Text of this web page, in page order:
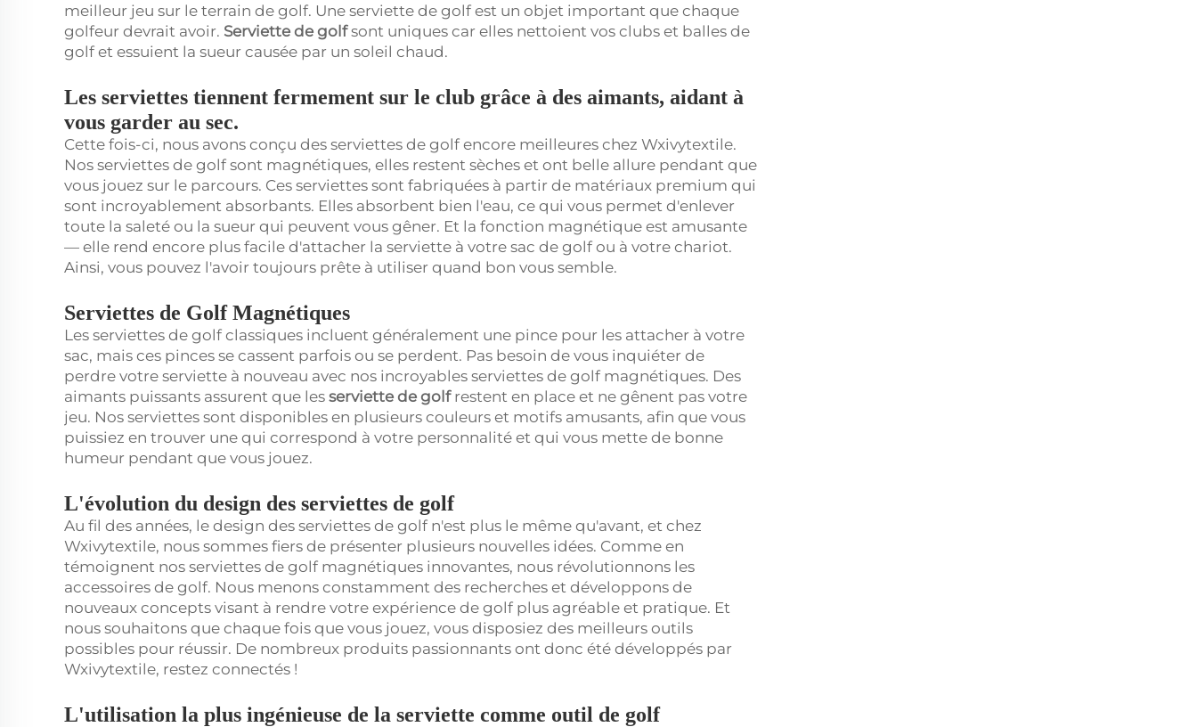
meilleur jeu sur le terrain de golf. Une serviette de golf est un objet important que chaque
golfeur devrait avoir. Serviette de golfsont uniques car elles nettoient vos clubs et balles de
golf et essuient la sueur causée par un soleil chaud.
Les serviettes tiennent fermement sur le club grâce à des aimants, aidant à
vous garder au sec.
Cette fois-ci, nous avons conçu des serviettes de golf encore meilleures chez Wxivytextile.
Nos serviettes de golf sont magnétiques, elles restent sèches et ont belle allure pendant que
vous jouez sur le parcours. Ces serviettes sont fabriquées à partir de matériaux premium qui
sont incroyablement absorbants. Elles absorbent bien l'eau, ce qui vous permet d'enlever
toute la saleté ou la sueur qui peuvent vous gêner. Et la fonction magnétique est amusante
— elle rend encore plus facile d'attacher la serviette à votre sac de golf ou à votre chariot.
Ainsi, vous pouvez l'avoir toujours prête à utiliser quand bon vous semble.
Serviettes de Golf Magnétiques
Les serviettes de golf classiques incluent généralement une pince pour les attacher à votre
sac, mais ces pinces se cassent parfois ou se perdent. Pas besoin de vous inquiéter de
perdre votre serviette à nouveau avec nos incroyables serviettes de golf magnétiques. Des
aimants puissants assurent que les serviette de golf restent en place et ne gênent pas votre
jeu. Nos serviettes sont disponibles en plusieurs couleurs et motifs amusants, afin que vous
puissiez en trouver une qui correspond à votre personnalité et qui vous mette de bonne
humeur pendant que vous jouez.
L'évolution du design des serviettes de golf
Au fil des années, le design des serviettes de golf n'est plus le même qu'avant, et chez
Wxivytextile, nous sommes fiers de présenter plusieurs nouvelles idées. Comme en
témoignent nos serviettes de golf magnétiques innovantes, nous révolutionnons les
accessoires de golf. Nous menons constamment des recherches et développons de
nouveaux concepts visant à rendre votre expérience de golf plus agréable et pratique. Et
nous souhaitons que chaque fois que vous jouez, vous disposiez des meilleurs outils
possibles pour réussir. De nombreux produits passionnants ont donc été développés par
Wxivytextile, restez connectés !
L'utilisation la plus ingénieuse de la serviette comme outil de golf